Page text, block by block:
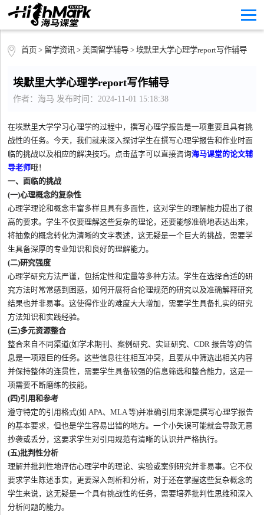
首页 > 留学资讯> 美国留学辅导> 埃默里大学心理学report写作辅导
埃默里大学心理学report写作辅导
作者：海马 发布时间：2024-11-01 15:18:38
在埃默里大学学习心理学的过程中，撰写心理学报告是一项重要且具有挑
战性的任务。今天，我们就来深入探讨学生在撰写心理学报告和作业时面
临的挑战以及相应的解决技巧。点击蓝字可以直接咨询海马课堂的论文辅
导老师哦！
一、面临的挑战
(一)心理概念的复杂性
心理学理论和概念丰富多样且具有多面性，这对学生的理解能力提出了很
高的要求。学生不仅要理解这些复杂的理论，还要能够准确地表达出来，
将抽象的概念转化为清晰的文字表述，这无疑是一个巨大的挑战，需要学
生具备深厚的专业知识和良好的理解能力。
(二)研究强度
心理学研究方法严谨，包括定性和定量等多种方法。学生在选择合适的研
究方法时常常感到困惑，如何开展符合伦理规范的研究以及准确解释研究
结果也并非易事。这使得作业的难度大大增加，需要学生具备扎实的研究
方法知识和实践经验。
(三)多元资源整合
整合来自不同渠道(如学术期刊、案例研究、实证研究、CDR 报告等)的信
息是一项艰巨的任务。这些信息往往相互冲突，且要从中筛选出相关内容
并保持整体的连贯性，需要学生具备较强的信息筛选和整合能力，这是一
项需要不断磨练的技能。
(四)引用和参考
遵守特定的引用格式(如 APA、MLA 等)并准确引用来源是撰写心理学报告
的基本要求，但也是学生容易出错的地方。一个小失误可能就会导致无意
抄袭或丢分，这要求学生对引用规范有清晰的认识并严格执行。
(五)批判性分析
理解并批判性地评估心理学中的理论、实验或案例研究并非易事。它不仅
要求学生陈述事实，更要深入剖析和分析，对于还在掌握这些复杂概念的
学生来说，这无疑是一个具有挑战性的任务，需要培养批判性思维和深入
分析问题的能力。